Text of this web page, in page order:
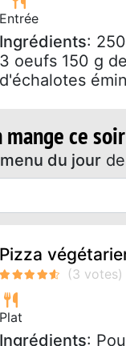
Entrée
Ingrédients:
3 oeufs 150 g
d'échalotes
ce
menu du jour
Pizza
Plat
Ingrédients: